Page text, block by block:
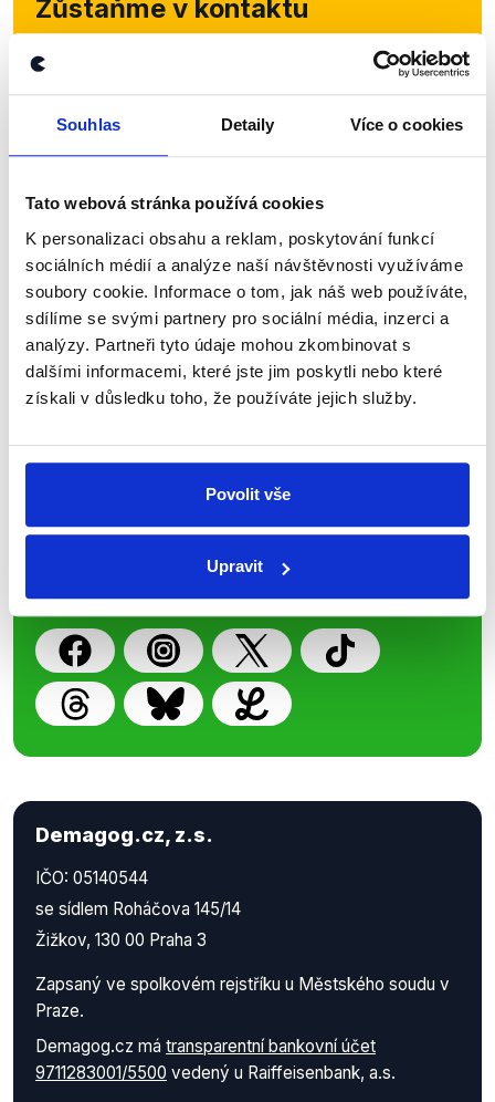
Souhlas Detaily Více o cookies
Tato webová stránka používá cookies
K personalizaci obsahu a reklam, poskytování funkcí
sociálních médií a analýze naší návštěvnosti využíváme
soubory cookie. Informace o tom, jak náš web používáte,
sdílíme se svými partnery pro sociální média, inzerci a
analýzy. Partneři tyto údaje mohou zkombinovat s
dalšími informacemi, které jste jim poskytli nebo které
získali v důsledku toho, že používáte jejich služby.
Povolit vše
Upravit
Zůstaňme v kontaktu
Přihlaste se k odběru našeho
newsletteru nebowhatsappového
kanálu, kde pravidelně přinášíme
shrnutí nejzajímavějších článků a analýz.
Začněte nás odebírat, a mějte tak
přehled o tom, jaké dezinformace a
nepravdy se zrovna v Česku šíří.
Newsletter WhatsApp
Sociální sítě
Nenechte si ujít nejnovější události
z Demagog.cz. Sdílením našich
příspěvků přátelům podpoříte naši
práci.
Demagog.cz, z.s.
IČO: 05140544
se sídlem Roháčova 145/14
Žižkov, 130 00 Praha 3
Zapsaný ve spolkovém rejstříku u Městského soudu v
Praze.
Demagog.cz má transparentní bankovní účet
9711283001/5500 vedený u Raiffeisenbank, a.s.